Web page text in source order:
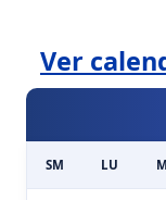
Ver
SM LU